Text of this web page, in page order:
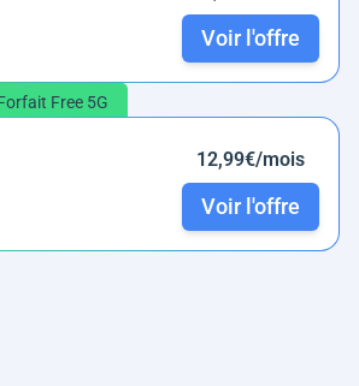
Voir l'offre
Free 5G
12,99€/mois
Voir l'offre